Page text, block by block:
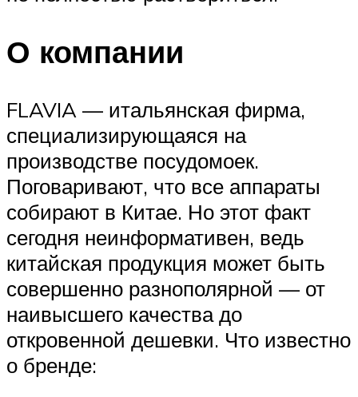
О компании
FLAVIA — итальянская фирма,
специализирующаяся на
производстве посудомоек.
Поговаривают, что все аппараты
собирают в Китае. Но этот факт
сегодня неинформативен, ведь
китайская продукция может быть
совершенно разнополярной — от
наивысшего качества до
откровенной дешевки. Что известно
о бренде: